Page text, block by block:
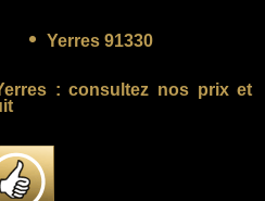
Yerres 91330
: consultez nos prix et